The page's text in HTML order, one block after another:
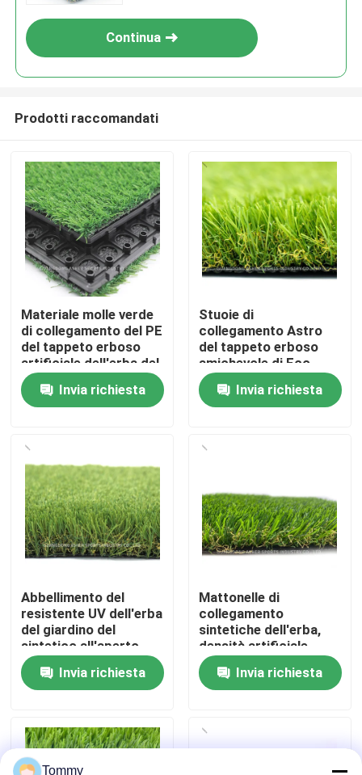
Casa.
Prodotti
Video
Visita alla fabbrica
Controllo di qualità
Contattaci
Notizie
Chiedi un preventivo
Continua
Prodotti raccomandati
Materiale molle verde
di collegamento del PE
del tappeto erboso
artificiale dell'erba del
giardino
Invia richiesta
Stuoie di
collegamento Astro
del tappeto erboso
amichevole di Eco,
calibro a 8 pollici del
tappeto dell'erba del
tappeto erboso
Invia richiesta
Abbellimento del
resistente UV dell'erba
del giardino del
sintetico all'aperto
artificiale del tappeto
erbosoInvia richiesta
Mattonelle di
collegamento
sintetiche dell'erba,
densità artificiale
dell'erba 16800 del
polietileneInvia richiesta
Tommy